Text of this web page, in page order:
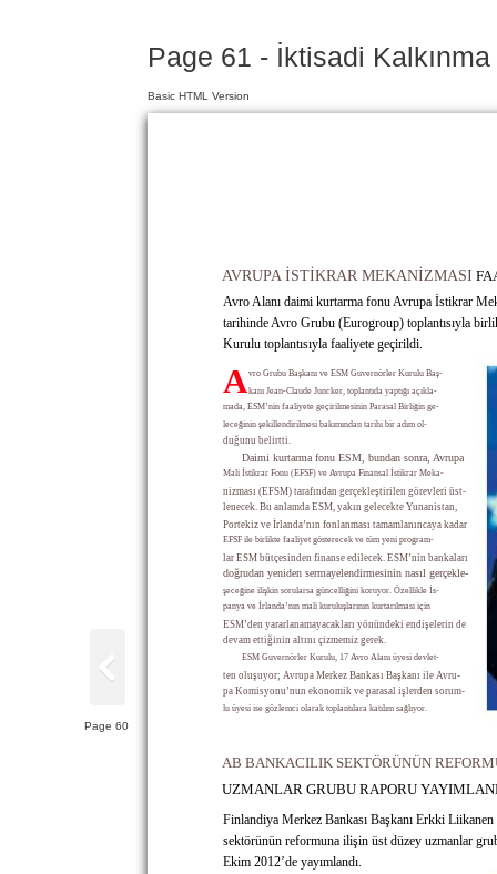
Page 61 - İktisadi
Basic HTML Version
AVRUPA İSTİKRAR MEKANİZMASI
AB BANKACILIK SEKTÖRÜNÜN
UZMANLAR GRUBU RAPORU
Avro Alanı daimi kurtarma fonu Avrupa İstikrar
tarihinde Avro Grubu (Eurogroup) toplantısıyla
Kurulu toplantısıyla faaliyete geçirildi.
Finlandiya Merkez Bankası Başkanı Erkki Liikanen
sektörünün reformuna ilişin üst düzey uzmanlar
Ekim 2012’de yayımlandı.
Avro Grubu Başkanı ve ESM Guvernörler Kurulu Baş-
kanı Jean-Claude Juncker, toplantıda yaptığı açıkla-
mada, ESM’nin faaliyete geçirilmesinin Parasal Birliğin ge-
leceğinin şekillendirilmesi bakımından tarihi bir adım ol-
duğunu belirtti.
Daimi kurtarma fonu ESM, bundan sonra, Avrupa
Mali İstikrar Fonu (EFSF) ve Avrupa Finansal İstikrar Meka-
nizması (EFSM) tarafından gerçekleştirilen görevleri üst-
lenecek. Bu anlamda ESM, yakın gelecekte Yunanistan,
Portekiz ve İrlanda’nın fonlanması tamamlanıncaya kadar
EFSF ile birlikte faaliyet gösterecek ve tüm yeni program-
lar ESM bütçesinden finanse edilecek. ESM’nin bankaları
doğrudan yeniden sermayelendirmesinin nasıl gerçekle-
şeceğine ilişkin sorularsa güncelliğini koruyor. Özellikle İs-
panya ve İrlanda’nın mali kuruluşlarının kurtarılması için
ESM’den yararlanamayacakları yönündeki endişelerin de
devam ettiğinin altını çizmemiz gerek.
ESM Guvernörler Kurulu, 17 Avro Alanı üyesi devlet-
ten oluşuyor; Avrupa Merkez Bankası Başkanı ile Avru-
pa Komisyonu’nun ekonomik ve parasal işlerden sorum-
lu üyesi ise gözlemci olarak toplantılara katılım sağlıyor.
Page 60